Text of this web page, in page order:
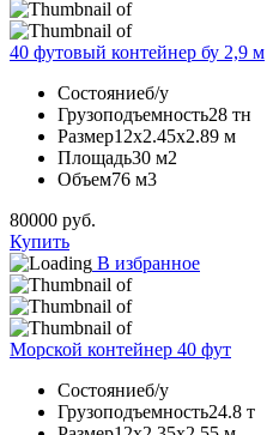
40 футовый контейнер бу 2,9 м
Состояниеб/у
Грузоподъемность28 тн
Размер12х2.45х2.89 м
Площадь30 м2
Объем76 м3
80000 руб.
Купить
В избранное
Морской контейнер 40 фут
Состояниеб/у
Грузоподъемность24.8 т